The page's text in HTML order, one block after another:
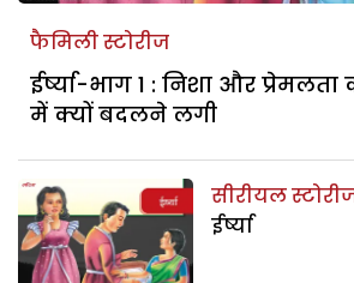
फैमिली स्टोरीज
ईर्ष्या-भाग 1 : निशा और प्रेमलता
में क्यों बदलने लगी
सीरीयल
ईर्ष्या